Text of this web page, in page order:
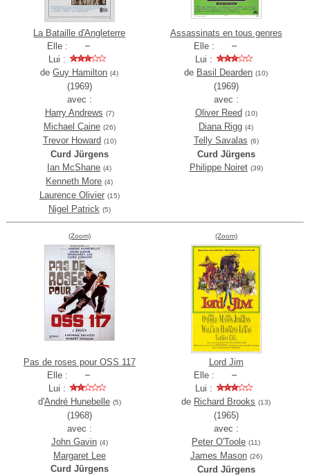
La Bataille d'Angleterre
Elle :
Lui :
deGuy Hamilton (4)
(1969)
avec :
Harry Andrews (7)
Michael Caine (26)
Trevor Howard (10)
Curd Jürgens
Ian McShane (4)
Kenneth More (4)
Laurence Olivier (15)
Nigel Patrick (5)
Assassinats en tous genres
Elle :
Lui :
de Basil Dearden (10)
(1969)
avec :
Oliver Reed (10)
Diana Rigg (4)
Telly Savalas (6)
Curd Jürgens
Philippe Noiret (39)
(Zoom)
Pas de roses pour OSS 117
Elle :
Lui :
d'André Hunebelle (5)
(1968)
avec :
John Gavin (4)
Margaret Lee
Curd Jürgens
(Zoom)
Lord Jim
Elle :
Lui :
de Richard Brooks (13)
(1965)
avec :
Peter O'Toole (11)
James Mason (26)
Curd Jürgens